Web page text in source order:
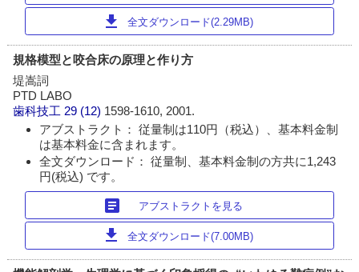
download
全文ダウンロード(2.29MB)
規格模型と咬合床の原理と作り方
堤嵩詞
PTD LABO
歯科技工 29 (12) 1598-1610, 2001.
アブストラクト： 従量制は110円（税込）、基本料金制
は基本料金に含まれます。
全文ダウンロード： 従量制、基本料金制の方共に1,243
円(税込) です。
article アブストラクトを見る
download 全文ダウンロード(7.00MB)